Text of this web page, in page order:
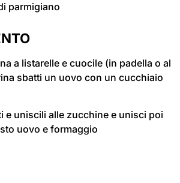
parmigiano
a listarelle e cuocile (in padella o al
sbatti un uovo con un cucchiaio
e uniscili alle zucchine e unisci poi
uovo e formaggio